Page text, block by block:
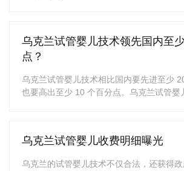
乌克兰试管婴儿技术领先国内至
点？
乌克兰试管婴儿技术相比国内要先进至少
也要高出至少 10 个百分点。乌克兰试管
乌克兰试管婴儿收费明细曝光
乌克兰的试管婴儿技术不仅合法，还获得